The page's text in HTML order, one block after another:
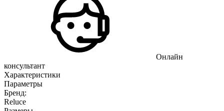
Онлайн
консультант
Характеристики
Параметры
Бренд:
Reluce